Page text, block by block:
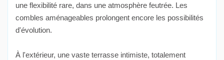
une flexibilité rare, dans une atmosphère feutrée. Les
combles aménageables prolongent encore les possibilités
d'évolution.
À l'extérieur, une vaste terrasse intimiste, totalement